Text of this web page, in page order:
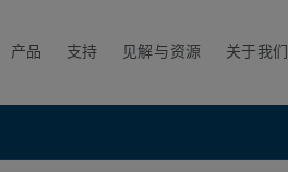
产品 支持 见解与资源 关于我们